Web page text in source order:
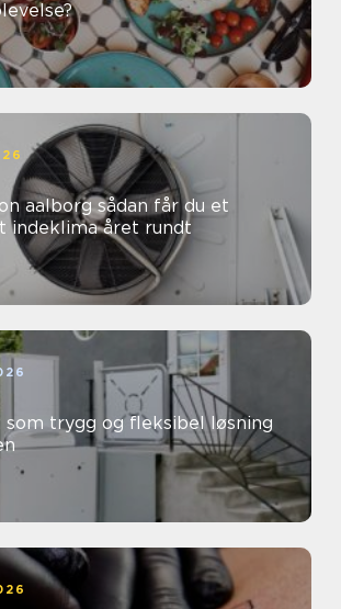
sådan får du et
indeklima året rundt
trygg og fleksibel løsning